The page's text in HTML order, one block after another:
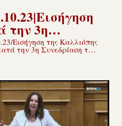
την 3η
της
Εισήγηση της Καλλιόπης
την 3η Συνεδρίαση της
Παραγωγής και